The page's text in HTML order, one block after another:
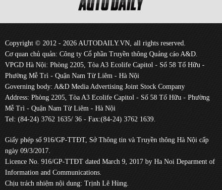
Copyright © 2012 - 2026 AUTODAILY.VN, all rights reserved.
Cơ quan chủ quản: Công ty Cổ phần Truyền thông Quảng cáo A&D.
VPGD Hà Nội: Phòng 2205, Tòa A3 Ecolife Capitol - Số 58 Tố Hữu -
Phường Mễ Trì - Quận Nam Từ Liêm - Hà Nội
Governing body: A&D Media Advertising Joint Stock Company
Address: Phòng 2205, Tòa A3 Ecolife Capitol - Số 58 Tố Hữu - Phường
Mễ Trì - Quận Nam Từ Liêm - Hà Nội
Tel: (84-24) 3762 1635/ 36 - Fax:(84-24) 3762 1639.
Giấy phép số 916/GP-TTĐT, Sở Thông tin và Truyền thông Hà Nội cấp
ngày 09/3/2017.
Licence No. 916/GP-TTĐT dated March 9, 2017 by Ha Noi Deparment of
Information and Communications.
Chịu trách nhiệm nội dung: Trịnh Lê Hùng.